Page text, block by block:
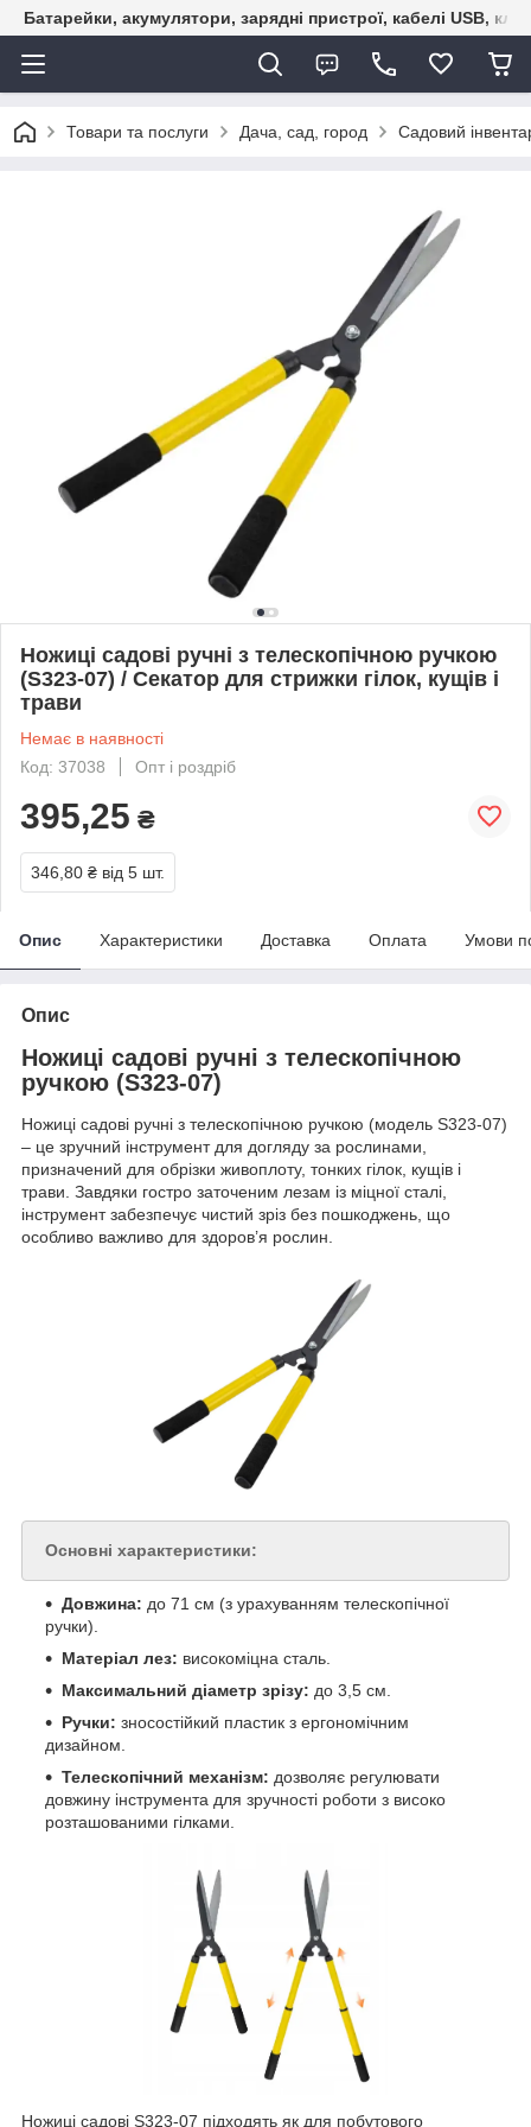
Батарейки, акумулятори, зарядні пристрої, кабелі USB,
Товари та послуги Дача, сад, город Садовий
Ножиці садові ручні з телескопічною ручкою
(S323-07) / Секатор для стрижки гілок, кущів і
трави
Немає в наявності
Код: 37038
Опт і роздріб
395,25 ₴
346,80 ₴ від 5 шт.
Опис Характеристики Доставка Оплата Умови
Опис
Ножиці садові ручні з телескопічною
ручкою (S323-07)
Ножиці садові ручні з телескопічною ручкою (модель S323-07)
– це зручний інструмент для догляду за рослинами,
призначений для обрізки живоплоту, тонких гілок, кущів і
трави. Завдяки гостро заточеним лезам із міцної сталі,
інструмент забезпечує чистий зріз без пошкоджень, що
особливо важливо для здоров’я рослин.
Основні характеристики:
Довжина: до 71 см (з урахуванням телескопічної
ручки).
Матеріал лез: високоміцна сталь.
Максимальний діаметр зрізу: до 3,5 см.
Ручки: зносостійкий пластик з ергономічним
дизайном.
Телескопічний механізм: дозволяє регулювати
довжину інструмента для зручності роботи з високо
розташованими гілками.
Ножиці садові S323-07 підходять як для побутового